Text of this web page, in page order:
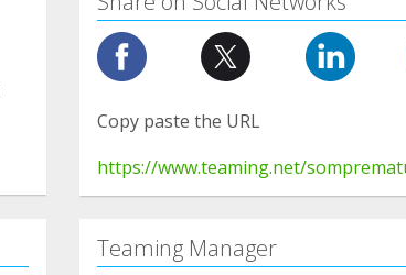
Copy paste the URL
https://www.teaming.net/
Teaming Manager